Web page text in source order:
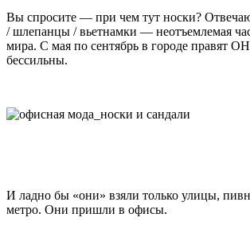
Вы спросите — при чем тут носки?
/ шлепанцы / вьетнамки — неотъемлемая
мира. С мая по сентябрь в городе правят
бессильны.
И ладно бы «они» взяли только улицы,
метро. Они пришли в офисы.